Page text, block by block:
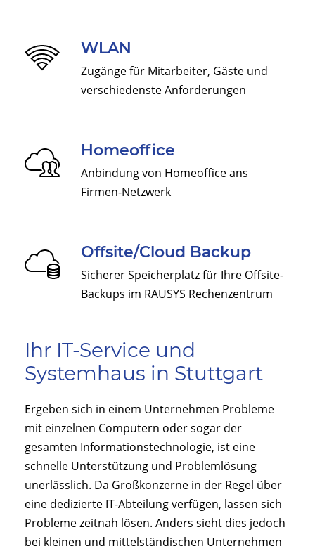
WLAN
Zugänge für Mitarbeiter, Gäste und
verschiedenste Anforderungen
Homeoffice
Anbindung von Homeoffice ans
Firmen-Netzwerk
Offsite/Cloud Backup
Sicherer Speicherplatz für Ihre Offsite-
Backups im RAUSYS Rechenzentrum
Ihr IT-Service und
Systemhaus in Stuttgart
Ergeben sich in einem Unternehmen Probleme
mit einzelnen Computern oder sogar der
gesamten Informationstechnologie, ist eine
schnelle Unterstützung und Problemlösung
unerlässlich. Da Großkonzerne in der Regel über
eine dedizierte IT-Abteilung verfügen, lassen sich
Probleme zeitnah lösen. Anders sieht dies jedoch
bei kleinen und mittelständischen Unternehmen